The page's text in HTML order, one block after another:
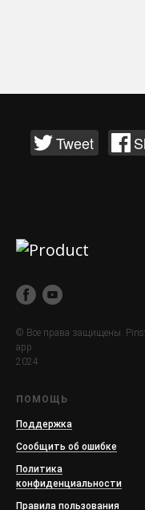
Tweet
© Все права защищены.
app.
2024
ПОМОЩЬ
Поддержка
Сообщить об ошибке
Политика
конфиденциальности
Правила пользования